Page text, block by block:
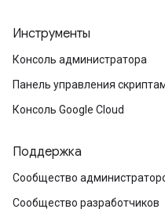
Инструменты
Консоль администратора
Панель управления
Консоль Google Cloud
Поддержка
Сообщество
Сообщество разработчиков